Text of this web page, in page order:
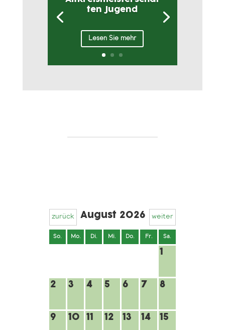
ten Jugend
Lesen Sie mehr
zurück August 2026 weiter
So. Mo. Di. Mi. Do. Fr. Sa.
1
2 3 4 5 6 7 8
9 10 11 12 13 14 15